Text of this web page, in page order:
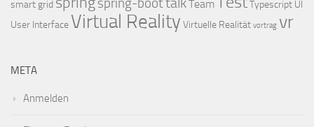
smart grid spring-boot Team Typescript UI
User Interface Virtual Reality Virtuelle Realität vortrag vr
META
Anmelden